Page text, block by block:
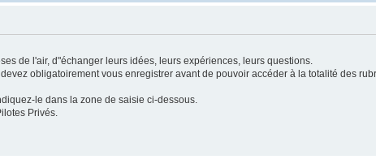
de l'air, d"échanger leurs idées, leurs expériences, leurs questions.
obligatoirement vous enregistrer avant de pouvoir accéder à la totalité des
le dans la zone de saisie ci-dessous.
Privés.